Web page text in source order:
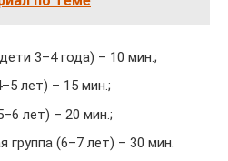
3–4 года) – 10 мин.;
лет) – 15 мин.;
лет) – 20 мин.;
группа (6–7 лет) – 30 мин.